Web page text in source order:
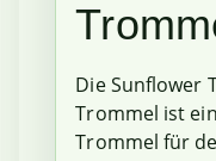
Die Sunflower
Trommel ist
Trommel für